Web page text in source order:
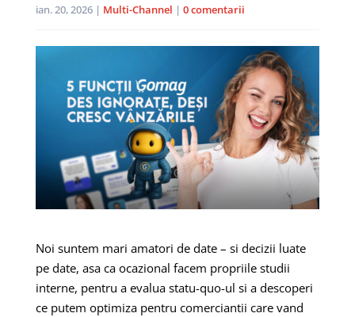
ian. 20, 2026| Multi-Channel | 0 comentarii
Noi suntem mari amatori de date – si decizii luate
pe date, asa ca ocazional facem propriile studii
interne, pentru a evalua statu-quo-ul si a descoperi
ce putem optimiza pentru comerciantii care vand